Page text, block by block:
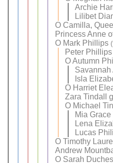
Archie
Lilibet
O Camilla,
Princess Anne
O Mark Phillips
Peter Phillips
OAutumn
Isla
O Harriet
Zara Tindall
O Michael
Mia Grace
Lena
Lucas
O Timothy
Andrew
O Sarah